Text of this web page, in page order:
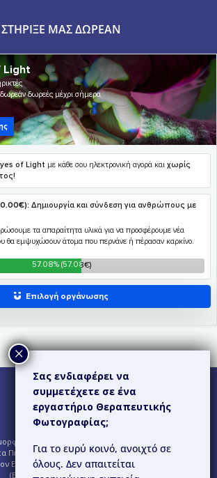
ΣΤΉΡΙΞΕ ΜΑΣ ΔΩΡΕΆΝ
εν μέρει με τις Κατευθυντήριες Οδηγίες για
Ιστού (WCAG) 2.1 – Επίπεδο AA, όπως
Ευρωπαϊκό Κανονισμό για την Προσβασιμότητα
(European Accessibility Act).
Σας ενδιαφέρει να
συμμετέχετε σε ένα
εργαστήριο Θεραπευτικής
Φωτογραφίας;
Για το ευρύ κοινό, ανοιχτό σε
όλους. Δεν απαιτείται